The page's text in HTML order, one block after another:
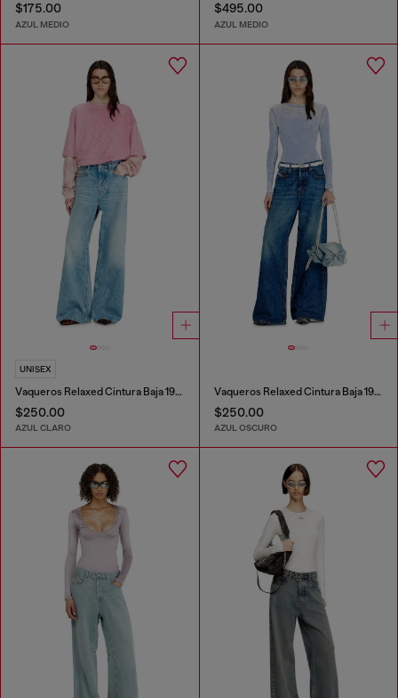
$175.00
AZUL MEDIO
$495.00
AZUL MEDIO
UNISEX
Vaqueros Relaxed Cintura Baja 1996 D-Sire
$250.00
AZUL CLARO
Vaqueros Relaxed Cintura Baja 1996 D-Sire
$250.00
AZUL OSCURO